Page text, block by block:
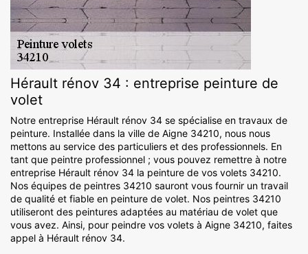
Hérault rénov 34 : entreprise peinture de
volet
Notre entreprise Hérault rénov 34 se spécialise en travaux de
peinture. Installée dans la ville de Aigne 34210, nous nous
mettons au service des particuliers et des professionnels. En
tant que peintre professionnel ; vous pouvez remettre à notre
entreprise Hérault rénov 34 la peinture de vos volets 34210.
Nos équipes de peintres 34210 sauront vous fournir un travail
de qualité et fiable en peinture de volet. Nos peintres 34210
utiliseront des peintures adaptées au matériau de volet que
vous avez. Ainsi, pour peindre vos volets à Aigne 34210, faites
appel à Hérault rénov 34.